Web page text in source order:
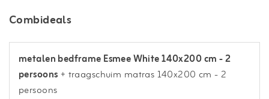
Combideals
metalen bedframe Esmee White 140x200 cm - 2
persoons+ traagschuim matras 140x200 cm - 2
persoons